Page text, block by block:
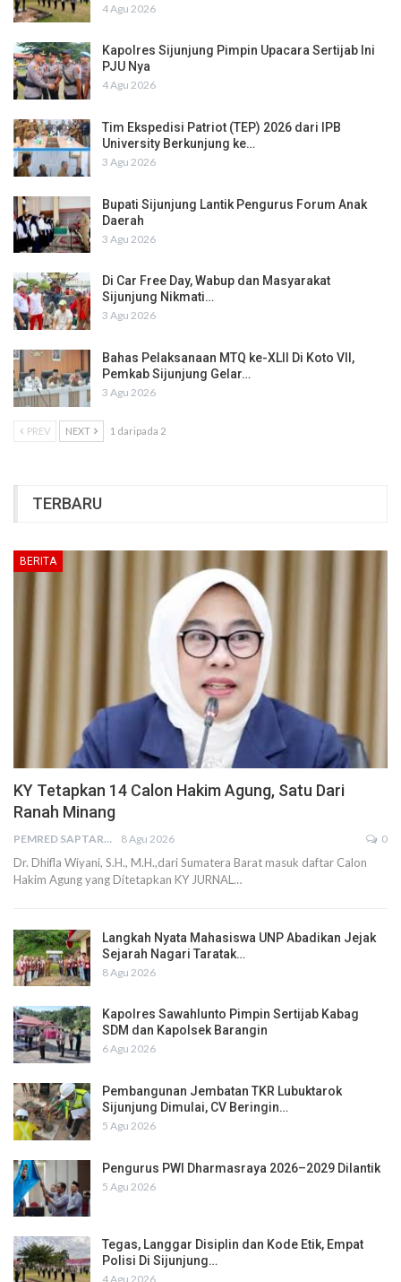
4 Agu 2026
Kapolres Sijunjung Pimpin Upacara Sertijab Ini
PJU Nya
4 Agu 2026
Tim Ekspedisi Patriot (TEP) 2026 dari IPB
University Berkunjung ke…
3 Agu 2026
Bupati Sijunjung Lantik Pengurus Forum Anak
Daerah
3 Agu 2026
Di Car Free Day, Wabup dan Masyarakat
Sijunjung Nikmati…
3 Agu 2026
Bahas Pelaksanaan MTQ ke-XLII Di Koto VII,
Pemkab Sijunjung Gelar…
3 Agu 2026
PREV NEXT 1 daripada 2
TERBARU
BERITA
KY Tetapkan 14 Calon Hakim Agung, Satu Dari
Ranah Minang
PEMRED SAPTARIUS 8 Agu 2026 0
Dr. Dhifla Wiyani, S.H., M.H.,dari Sumatera Barat masuk daftar Calon
Hakim Agung yang Ditetapkan KY JURNAL…
Langkah Nyata Mahasiswa UNP Abadikan Jejak
Sejarah Nagari Taratak…
8 Agu 2026
Kapolres Sawahlunto Pimpin Sertijab Kabag
SDM dan Kapolsek Barangin
6 Agu 2026
Pembangunan Jembatan TKR Lubuktarok
Sijunjung Dimulai, CV Beringin…
5 Agu 2026
Pengurus PWI Dharmasraya 2026–2029 Dilantik
5 Agu 2026
Tegas, Langgar Disiplin dan Kode Etik, Empat
Polisi Di Sijunjung…
4 Agu 2026